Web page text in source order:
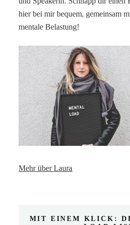
hier bei mir bequem, gemeinsam
mentale Belastung!
Mehr über Laura
MIT EINEM KLICK: